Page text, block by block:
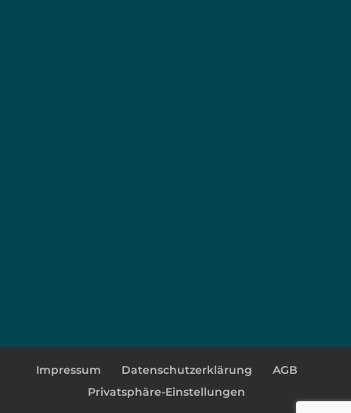
Impressum Datenschutzerklärung
AGB
Privatsphäre-Einstellungen